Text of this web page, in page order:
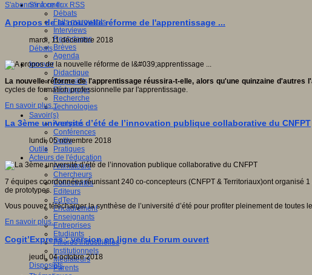
S'informer
Débats
Faits marquants
Interviews
Reportages
Brèves
Agenda
Innover
Didactique
Dispositifs
Pédagogie
Recherche
Technologies
Savoir(s)
Analyses
Conférences
Outils
Pratiques
Acteurs de l'éducation
Animateurs
Chercheurs
Collectivités
Editeurs
EdTech
Encadrement
Enseignants
Entreprises
Etudiants
Filières industrielles
Institutionnels
Médiateurs
Parents
S'abonner à ce flux RSS
A propos de la nouvelle réforme de l'apprentissage ...
mardi, 11 décembre 2018
Débats
La nouvelle réforme de l'apprentissage réussira-t-elle, alors qu'une quinzaine d'autres
cycles de formation professionnelle par l'apprentissage.
En savoir plus...
La 3ème université d’été de l’innovation publique collaborative du CNFPT
lundi, 05 novembre 2018
Outils
7 équipes coordonnées réunissant 240 co-concepteurs (CNFPT & Territoriaux)ont organisé
de prototypes.
Vous pouvez télécharger la synthèse de l’université d’été pour profiter pleinement de toutes
En savoir plus...
Cogit’Express : version en ligne du Forum ouvert
jeudi, 04 octobre 2018
Dispositifs